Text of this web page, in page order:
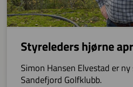
Styreleders hjørne
Simon Hansen Elvestad er
Sandefjord Golfklubb.